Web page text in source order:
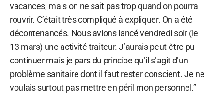
vacances, mais on ne sait pas trop quand on pourra
rouvrir. C’était très compliqué à expliquer. On a été
décontenancés. Nous avions lancé vendredi soir (le
13 mars) une activité traiteur. J’aurais peut-être pu
continuer mais je pars du principe qu’il s’agit d’un
problème sanitaire dont il faut rester conscient. Je ne
voulais surtout pas mettre en péril mon personnel.”